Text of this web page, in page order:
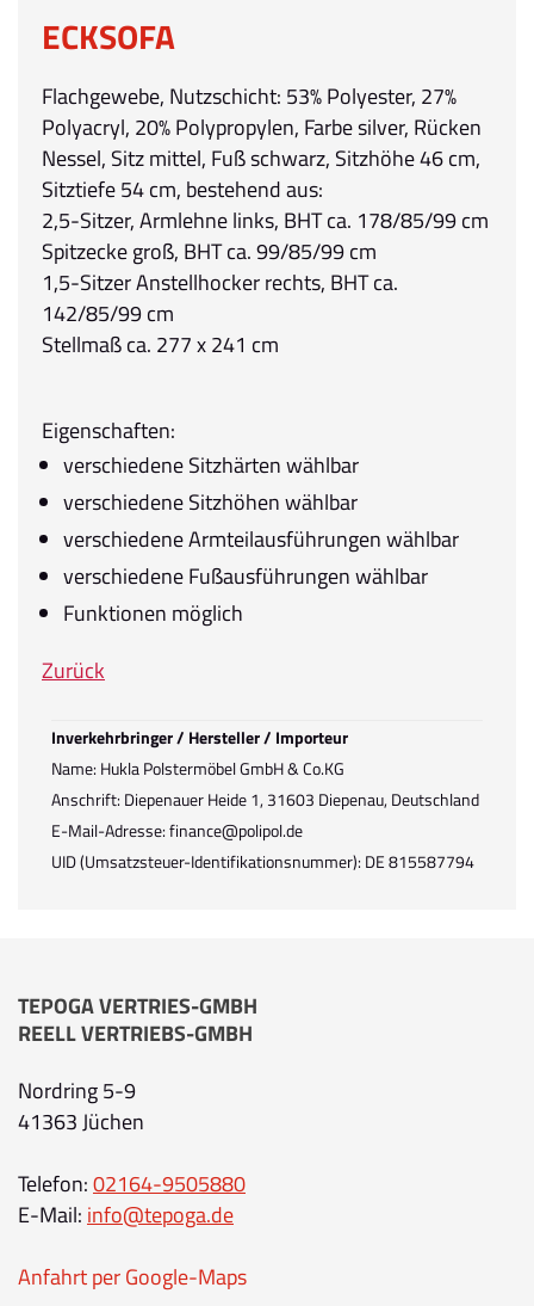
ECKSOFA
Flachgewebe, Nutzschicht: 53% Polyester, 27%
Polyacryl, 20% Polypropylen, Farbe silver, Rücken
Nessel, Sitz mittel, Fuß schwarz, Sitzhöhe 46 cm,
Sitztiefe 54 cm, bestehend aus:
2,5-Sitzer, Armlehne links, BHT ca. 178/85/99 cm
Spitzecke groß, BHT ca. 99/85/99 cm
1,5-Sitzer Anstellhocker rechts, BHT ca.
142/85/99 cm
Stellmaß ca. 277 x 241 cm
Eigenschaften:
verschiedene Sitzhärten wählbar
verschiedene Sitzhöhen wählbar
verschiedene Armteilausführungen wählbar
verschiedene Fußausführungen wählbar
Funktionen möglich
Zurück
Inverkehrbringer / Hersteller / Importeur
Name: Hukla Polstermöbel GmbH & Co.KG
Anschrift: Diepenauer Heide 1, 31603 Diepenau, Deutschland
E-Mail-Adresse: finance@polipol.de
UID (Umsatzsteuer-Identifikationsnummer): DE 815587794
TEPOGA VERTRIES-GMBH
REELL VERTRIEBS-GMBH
Nordring 5-9
41363 Jüchen
Telefon:02164-9505880
E-Mail: info@tepoga.de
Anfahrt per Google-Maps